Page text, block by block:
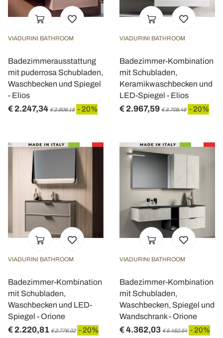
VIADURINI BATHROOM
Badezimmerausstattung
mit puderrosa Schubladen,
Waschbecken und Spiegel
- Elios
€ 2.247,34 € 2.809,18 - 20%
VIADURINI BATHROOM
Badezimmer-Kombination
mit Schubladen,
Keramikwaschbecken und
LED-Spiegel - Elios
€ 2.967,59 € 3.709,48 - 20%
VIADURINI BATHROOM
Badezimmer-Kombination
mit Schubladen,
Waschbecken und LED-
Spiegel - Orione
€ 2.220,81 € 2.776,02 - 20%
VIADURINI BATHROOM
Badezimmer-Kombination
mit Schubladen,
Waschbecken, Spiegel und
Wandschrank - Orione
€ 4.362,03 € 5.452,54 - 20%